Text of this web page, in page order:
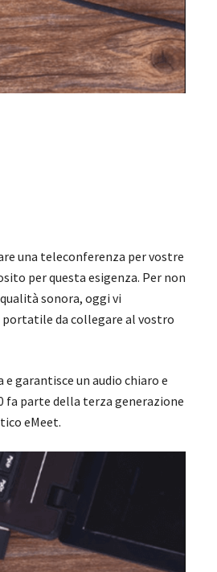
una teleconferenza per vostre
per questa esigenza. Per non
sonora, oggi vi
da collegare al vostro
garantisce un audio chiaro e
fa parte della terza generazione
eMeet.